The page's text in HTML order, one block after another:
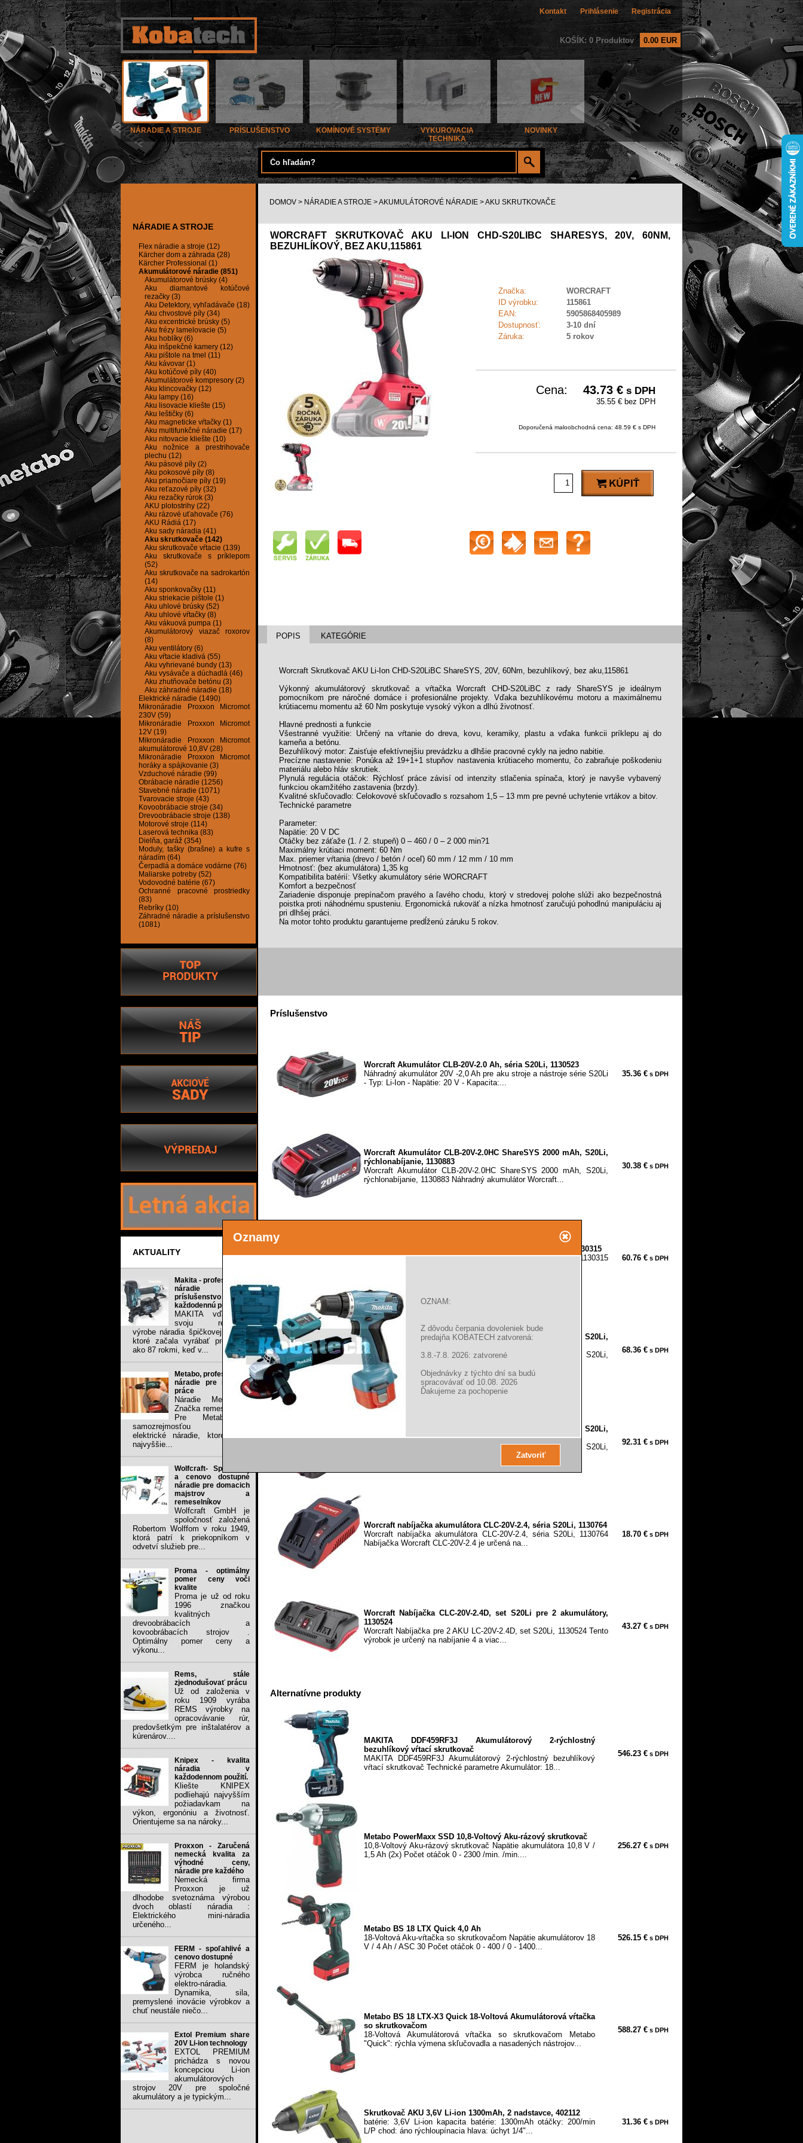
Oznamy
OZNAM:
Z dôvodu čerpania dovoleniek bude
predajňa KOBATECH zatvorená:
3.8.-7.8. 2026: zatvorené
Objednávky z týchto dní sa budú
spracovávať od 10.08. 2026
Ďakujeme za pochopenie
Kontakt Prihlásenie Registrácia
KOŠÍK: 0 Produktov 0.00 EUR
NÁRADIE A STROJE PRÍSLUŠENSTVO KOMÍNOVÉ SYSTÉMY
VYKUROVACIA
TECHNIKA
NOVINKY
NÁRADIE A STROJE
Flex náradie a stroje (12)
Kärcher dom a záhrada (28)
Kärcher Professional (1)
Akumulátorové náradie (851)
Akumulátorové brúsky (4)
Aku diamantové kotúčové
rezačky (3)
Aku Detektory, vyhľadávače (18)
Aku chvostové píly (34)
Aku excentrické brúsky (5)
Aku frézy lamelovacie (5)
Aku hoblíky (6)
Aku inšpekčné kamery (12)
Aku pištole na tmel (11)
Aku kávovar (1)
Aku kotúčové píly (40)
Akumulátorové kompresory (2)
Aku klincovačky (12)
Aku lampy (16)
Aku lisovacie kliešte (15)
Aku leštičky (6)
Aku magneticke vŕtačky (1)
Aku multifunkčné náradie (17)
Aku nitovacie kliešte (10)
Aku nožnice a prestrihovače
plechu (12)
Aku pásové píly (2)
Aku pokosové píly (8)
Aku priamočiare píly (19)
Aku reťazové píly (32)
Aku rezačky rúrok (3)
AKU plotostrihy (22)
Aku rázové uťahovače (76)
AKU Rádiá (17)
Aku sady náradia (41)
Aku skrutkovače (142)
Aku skrutkovače vŕtacie (139)
Aku skrutkovače s príklepom
(52)
Aku skrutkovače na sadrokartón
(14)
Aku sponkovačky (11)
Aku striekacie pištole (1)
Aku uhlové brúsky (52)
Aku uhlové vŕtačky (8)
Aku vákuová pumpa (1)
Akumulátorový viazač roxorov
(8)
Aku ventilátory (6)
Aku vŕtacie kladivá (55)
Aku vyhrievané bundy (13)
Aku vysávače a dúchadlá (46)
Aku zhutňovače betónu (3)
Aku záhradné náradie (18)
Elektrické náradie (1490)
Mikronáradie Proxxon Micromot
230V (59)
Mikronáradie Proxxon Micromot
12V (19)
Mikronáradie Proxxon Micromot
akumulátorové 10,8V (28)
Mikronáradie Proxxon Micromot
horáky a spájkovanie (3)
Vzduchové náradie (99)
Obrábacie náradie (1256)
Stavebné náradie (1071)
Tvarovacie stroje (43)
Kovoobrábacie stroje (34)
Drevoobrábacie stroje (138)
Motorové stroje (114)
Laserová technika (83)
Dielňa, garáž (354)
Moduly, tašky (brašne) a kufre s
náradím (64)
Čerpadlá a domáce vodárne (76)
Maliarske potreby (52)
Vodovodné batérie (67)
Ochranné pracovné prostriedky
(83)
Rebríky (10)
Záhradné náradie a príslušenstvo
(1081)
AKTUALITY
Makita - profesionálne
náradie a
príslušenstvo pre
každodennú prácu.
MAKITA vďačí za
svoju reputáciu
výrobe náradia špičkovej kvality,
ktoré začala vyrábať pred viac
ako 87 rokmi, keď v...
Metabo, profesionálne
náradie pre náročné
práce
Náradie Metabo -
Značka remeselníkov
Pre Metabo je
samozrejmosťou vyrábať
elektrické náradie, ktoré spĺňa
najvyššie...
Wolfcraft- Spoľahlivé
a cenovo dostupné
náradie pre domacich
majstrov a
remeselníkov
Wolfcraft GmbH je
spoločnosť založená
Robertom Wolffom v roku 1949,
ktorá patrí k priekopníkom v
odvetví služieb pre...
Proma - optimálny
pomer ceny voči
kvalite
Proma je už od roku
1996 značkou
kvalitných
drevoobrábacích a
kovoobrábacích strojov .
Optimálny pomer ceny a
výkonu...
Rems, stále
zjednodušovať prácu
Už od založenia v
roku 1909 vyrába
REMS výrobky na
opracovávanie rúr,
predovšetkým pre inštalatérov a
kúrenárov....
Knipex - kvalita
náradia v
každodennom použití.
Kliešte KNIPEX
podliehajú najvyšším
požiadavkam na
výkon, ergonóniu a životnosť.
Orientujeme sa na nároky...
Proxxon - Zaručená
nemecká kvalita za
výhodné ceny,
náradie pre každého
Nemecká firma
Proxxon je už
dlhodobe svetoznáma výrobou
dvoch oblastí náradia :
Elektrického mini-náradia
určeného...
FERM - spoľahlivé a
cenovo dostupné
FERM je holandský
výrobca ručného
elektro-náradia.
Dynamika, sila,
premyslené inovácie výrobkov a
chuť neustále niečo...
Extol Premium share
20V Li-ion technology
EXTOL PREMIUM
prichádza s novou
koncepciou Li-ion
akumulátorových
strojov 20V pre spoločné
akumulátory a je typickým...
DOMOV > NÁRADIE A STROJE >AKUMULÁTOROVÉ NÁRADIE >AKU SKRUTKOVAČE
WORCRAFT SKRUTKOVAČ AKU LI-ION CHD-S20LIBC SHARESYS, 20V, 60NM,
BEZUHLÍKOVÝ, BEZ AKU,115861
Značka:
WORCRAFT
ID výrobku:
115861
EAN:
5905868405989
Dostupnosť:
3-10 dní
Záruka:
5 rokov
Cena: 43.73 € s DPH
35.55 € bez DPH
Doporučená maloobchodná cena: 48.59 € s DPH
POPIS KATEGÓRIE
Worcraft Skrutkovač AKU Li-Ion CHD-S20LiBC ShareSYS, 20V, 60Nm, bezuhlíkový, bez aku,115861
Výkonný akumulátorový skrutkovač a vŕtačka Worcraft CHD-S20LiBC z rady ShareSYS je ideálnym
pomocníkom pre náročné domáce i profesionálne projekty. Vďaka bezuhlíkovému motoru a maximálnemu
krútiacemu momentu až 60 Nm poskytuje vysoký výkon a dlhú životnosť.
Hlavné prednosti a funkcie
Všestranné využitie: Určený na vŕtanie do dreva, kovu, keramiky, plastu a vďaka funkcii príklepu aj do
kameňa a betónu.
Bezuhlíkový motor: Zaisťuje efektívnejšiu prevádzku a dlhšie pracovné cykly na jedno nabitie.
Precízne nastavenie: Ponúka až 19+1+1 stupňov nastavenia krútiaceho momentu, čo zabraňuje poškodeniu
materiálu alebo hláv skrutiek.
Plynulá regulácia otáčok: Rýchlosť práce závisí od intenzity stlačenia spínača, ktorý je navyše vybavený
funkciou okamžitého zastavenia (brzdy).
Kvalitné skľučovadlo: Celokovové skľučovadlo s rozsahom 1,5 – 13 mm pre pevné uchytenie vrtákov a bitov.
Technické parametre
Parameter:
Napätie: 20 V DC
Otáčky bez záťaže (1. / 2. stupeň) 0 – 460 / 0 – 2 000 min?1
Maximálny krútiaci moment: 60 Nm
Max. priemer vŕtania (drevo / betón / oceľ) 60 mm / 12 mm / 10 mm
Hmotnosť: (bez akumulátora) 1,35 kg
Kompatibilita batérií: Všetky akumulátory série WORCRAFT
Komfort a bezpečnosť
Zariadenie disponuje prepínačom pravého a ľavého chodu, ktorý v stredovej polohe slúži ako bezpečnostná
poistka proti náhodnému spusteniu. Ergonomická rukoväť a nízka hmotnosť zaručujú pohodlnú manipuláciu aj
pri dlhšej práci.
Na motor tohto produktu garantujeme predĺženú záruku 5 rokov.
Príslušenstvo
Worcraft Akumulátor CLB-20V-2.0 Ah, séria S20Li, 1130523
Náhradný akumulátor 20V -2,0 Ah pre aku stroje a nástroje série S20Li
- Typ: Li-Ion - Napätie: 20 V - Kapacita:...
35.36 € s DPH
Worcraft Akumulátor CLB-20V-2.0HC ShareSYS 2000 mAh, S20Li,
rýchlonabíjanie, 1130883
Worcraft Akumulátor CLB-20V-2.0HC ShareSYS 2000 mAh, S20Li,
rýchlonabíjanie, 1130883 Náhradný akumulátor Worcraft...
30.38 € s DPH
Worcraft Akumulátor CLB-20V-4.0, 4,0Ah, set S20 Li-ion, 1130315
Worcraft Akumulátor CLB-20V-4.0, 4,0Ah, set S20 Li-ion, 1130315
60.76 € s DPH
Worcraft Akumulátor CLB-20V-6.0 ShareSYS 6000 mAh, S20Li,
1130877
Worcraft Akumulátor CLB-20V-6.0 ShareSYS 6000 mAh, S20Li,
1130877
68.36 € s DPH
Worcraft Akumulátor CLB-20V-8.0 ShareSYS 8000 mAh, S20Li,
rýchlonabíjací, 1130887
Worcraft Akumulátor CLB-20V-8.0 ShareSYS 8000 mAh, S20Li,
rýchlonabíjací, 1130887 Dlhá výdrž a rýchle nabíjanie...
92.31 € s DPH
Worcraft nabíjačka akumulátora CLC-20V-2.4, séria S20Li, 1130764
Worcraft nabíjačka akumulátora CLC-20V-2.4, séria S20Li, 1130764
Nabíjačka Worcraft CLC-20V-2.4 je určená na...
18.70 € s DPH
Worcraft Nabíjačka CLC-20V-2.4D, set S20Li pre 2 akumulátory,
1130524
Worcraft Nabíjačka pre 2 AKU LC-20V-2.4D, set S20Li, 1130524 Tento
výrobok je určený na nabíjanie 4 a viac...
43.27 € s DPH
Alternatívne produkty
MAKITA DDF459RF3J Akumulátorový 2-rýchlostný
bezuhlíkový vŕtací skrutkovač
MAKITA DDF459RF3J Akumulátorový 2-rýchlostný bezuhlíkový
vŕtací skrutkovač Technické parametre Akumulátor: 18...
546.23 € s DPH
Metabo PowerMaxx SSD 10,8-Voltový Aku-rázový skrutkovač
10,8-Voltový Aku-rázový skrutkovač Napätie akumulátora 10,8 V /
1,5 Ah (2x) Počet otáčok 0 - 2300 /min. /min....
256.27 € s DPH
Metabo BS 18 LTX Quick 4,0 Ah
18-Voltová Aku-vŕtačka so skrutkovačom Napätie akumulátorov 18
V / 4 Ah / ASC 30 Počet otáčok 0 - 400 / 0 - 1400...
526.15 € s DPH
Metabo BS 18 LTX-X3 Quick 18-Voltová Akumulátorová vŕtačka
so skrutkovačom
18-Voltová Akumulátorová vŕtačka so skrutkovačom Metabo
"Quick": rýchla výmena skľučovadla a nasadených nástrojov...
588.27 € s DPH
Skrutkovač AKU 3,6V Li-ion 1300mAh, 2 nadstavce, 402112
batérie: 3,6V Li-ion kapacita batérie: 1300mAh otáčky: 200/min
L/P chod: áno rýchloupínacia hlava: úchyt 1/4"...
31.36 € s DPH